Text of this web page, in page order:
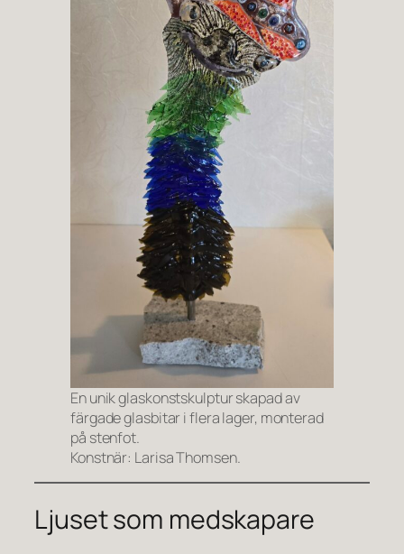
En unik glaskonstskulptur skapad av
färgade glasbitar i flera lager, monterad
på stenfot.
Konstnär: Larisa Thomsen.
Ljuset som medskapare